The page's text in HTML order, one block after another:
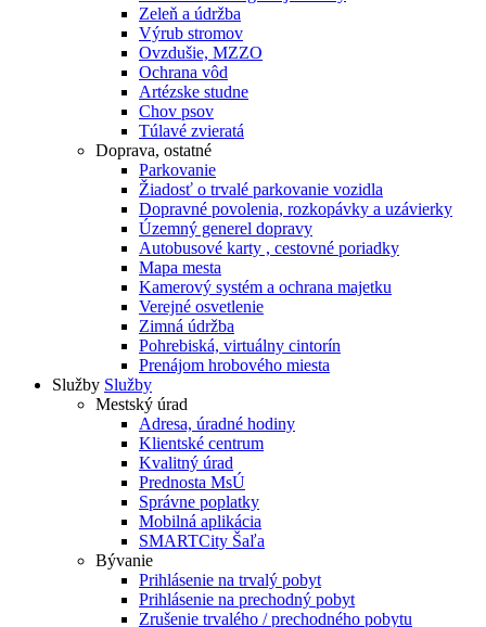
Zeleň a údržba
Výrub stromov
Ovzdušie, MZZO
Ochrana vôd
Artézske studne
Chov psov
Túlavé zvieratá
Doprava, ostatné
Parkovanie
Žiadosť o trvalé parkovanie vozidla
Dopravné povolenia, rozkopávky a uzávierky
Územný generel dopravy
Autobusové karty , cestovné poriadky
Mapa mesta
Kamerový systém a ochrana majetku
Verejné osvetlenie
Zimná údržba
Pohrebiská, virtuálny cintorín
Prenájom hrobového miesta
Služby Služby
Mestský úrad
Adresa, úradné hodiny
Klientské centrum
Kvalitný úrad
Prednosta MsÚ
Správne poplatky
Mobilná aplikácia
SMARTCity Šaľa
Bývanie
Prihlásenie na trvalý pobyt
Prihlásenie na prechodný pobyt
Zrušenie trvalého / prechodného pobytu